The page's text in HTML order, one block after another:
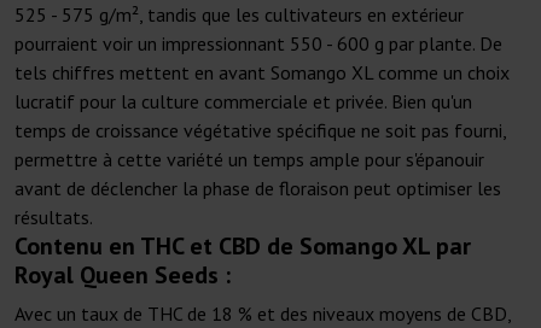
525 - 575 g/m², tandis que les cultivateurs en extérieur
pourraient voir un impressionnant 550 - 600 g par plante. De
tels chiffres mettent en avant Somango XL comme un choix
lucratif pour la culture commerciale et privée. Bien qu'un
temps de croissance végétative spécifique ne soit pas fourni,
permettre à cette variété un temps ample pour s'épanouir
avant de déclencher la phase de floraison peut optimiser les
résultats.
Contenu en THC et CBD de Somango XL par
Royal Queen Seeds :
Avec un taux de THC de 18 % et des niveaux moyens de CBD,